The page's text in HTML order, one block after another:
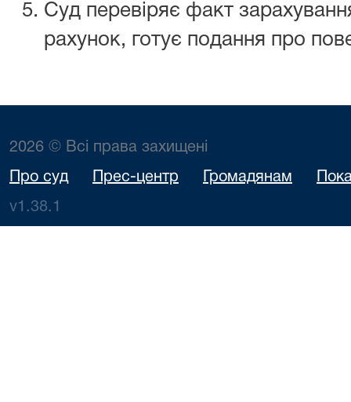
Суд перевіряє факт
рахунок, готує подання про
2026 © Всі права захищені
Про суд Прес-центр Громадянам
v1.38.1